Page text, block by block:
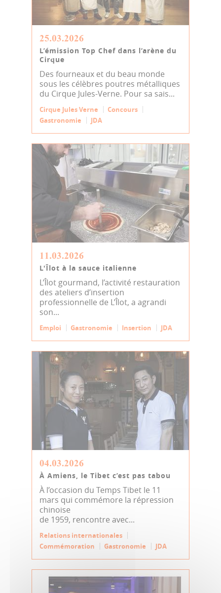
25.03.2026
L’émission Top Chef dans l’arène du
Cirque
Des fourneaux et du beau monde
sous les célèbres poutres métalliques
du Cirque Jules-Verne. Pour sa sais...
Cirque Jules Verne
Concours
Gastronomie
JDA
11.03.2026
L'Îlot à la sauce italienne
L’Îlot gourmand, l’activité restauration
des ateliers d’insertion
professionnelle de L’Îlot, a agrandi
son...
Emploi Gastronomie Insertion JDA
04.03.2026
À Amiens, le Tibet c’est pas tabou
À l’occasion du Temps Tibet le 11
mars qui commémore la répression
chinoise
de 1959, rencontre avec...
Relations internationales
Commémoration
Gastronomie JDA